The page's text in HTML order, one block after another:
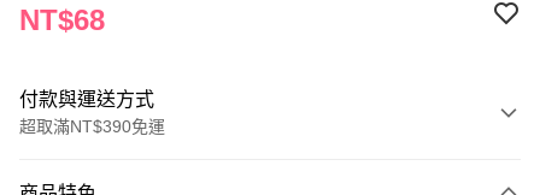
NT$68
付款與運送方式
超取滿NT$390免運